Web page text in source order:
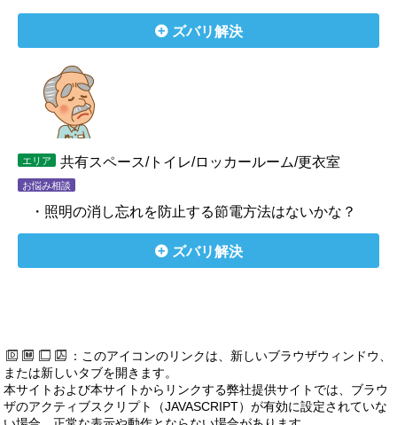
ズバリ解決
エリア 共有スペース/トイレ/ロッカールーム/更衣室
お悩み相談
・照明の消し忘れを防止する節電方法はないかな？
ズバリ解決
：このアイコンのリンクは、新しいブラウザウィンドウ、
または新しいタブを開きます。
本サイトおよび本サイトからリンクする弊社提供サイトでは、ブラウ
ザのアクティブスクリプト（JAVASCRIPT）が有効に設定されていな